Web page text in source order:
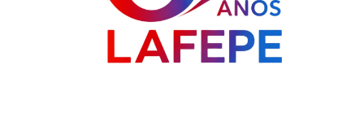
LABORATÓRIO FARMACÊUTICO DO ESTADO DE PERNAMBUCO
GOVERNADOR MIGUEL ARRAES - LAFEPE AVISO DE COTAÇÃO Nº0008/2022